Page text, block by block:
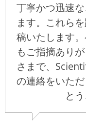
丁寧かつ迅速
ます。これら
稿いたします
もご指摘あり
さまで、
の連絡をいた
と